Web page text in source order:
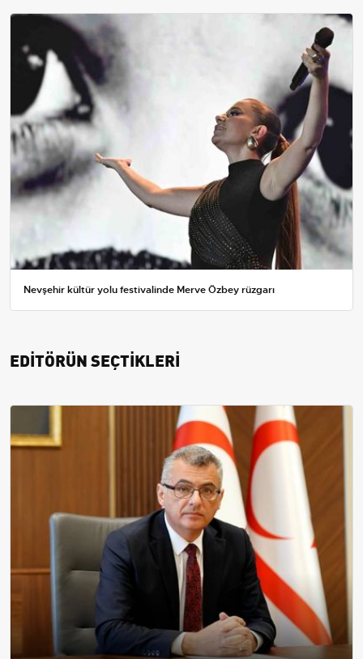
Nevşehir kültür yolu festivalinde Merve Özbey rüzgarı
EDİTÖRÜN SEÇTİKLERİ